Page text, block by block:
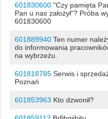
601830600"Czy pamięta
Pan u nas założył"? Próba
601830600
601889940Ten numer
do informowania
na wybrzeżu.
601818785Serwis i
Poznań
601853963 Kto dzwonił?